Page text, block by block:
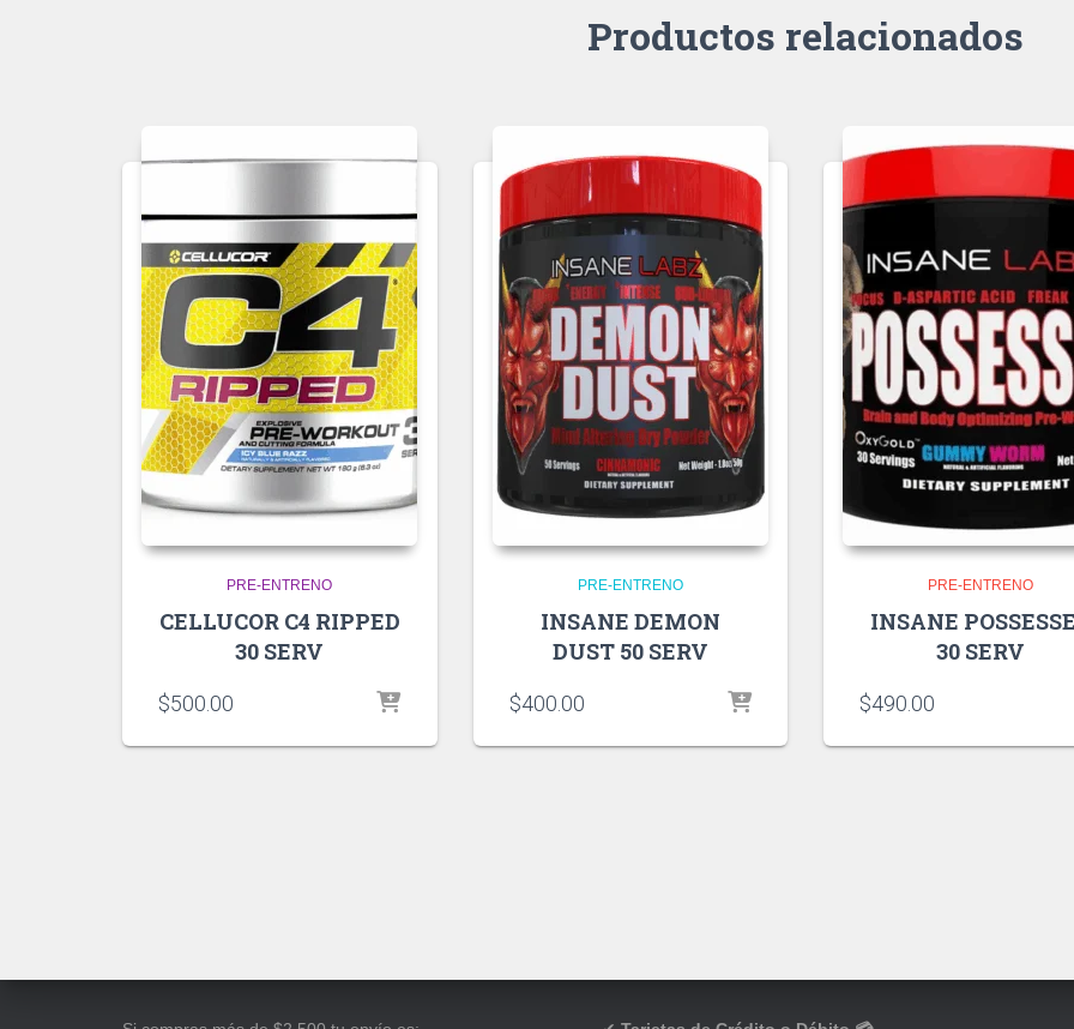
Productos relacionados
PRE-ENTRENO
CELLUCOR C4 RIPPED
30 SERV
$500.00
PRE-ENTRENO
INSANE DEMON
DUST 50 SERV
$400.00
PRE-ENTRENO
INSANE
30 SERV
$490.00